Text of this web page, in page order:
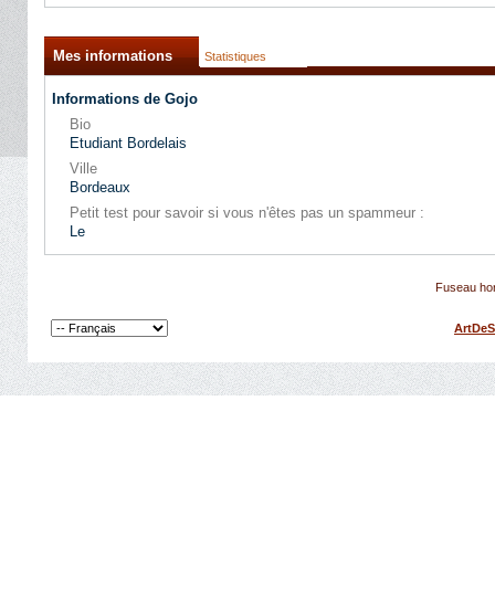
Mes informations Statistiques
Informations de Gojo
Bio
Etudiant Bordelais
Ville
Bordeaux
Petit test pour savoir si vous n'êtes pas un spammeur :
Le
Fuseau